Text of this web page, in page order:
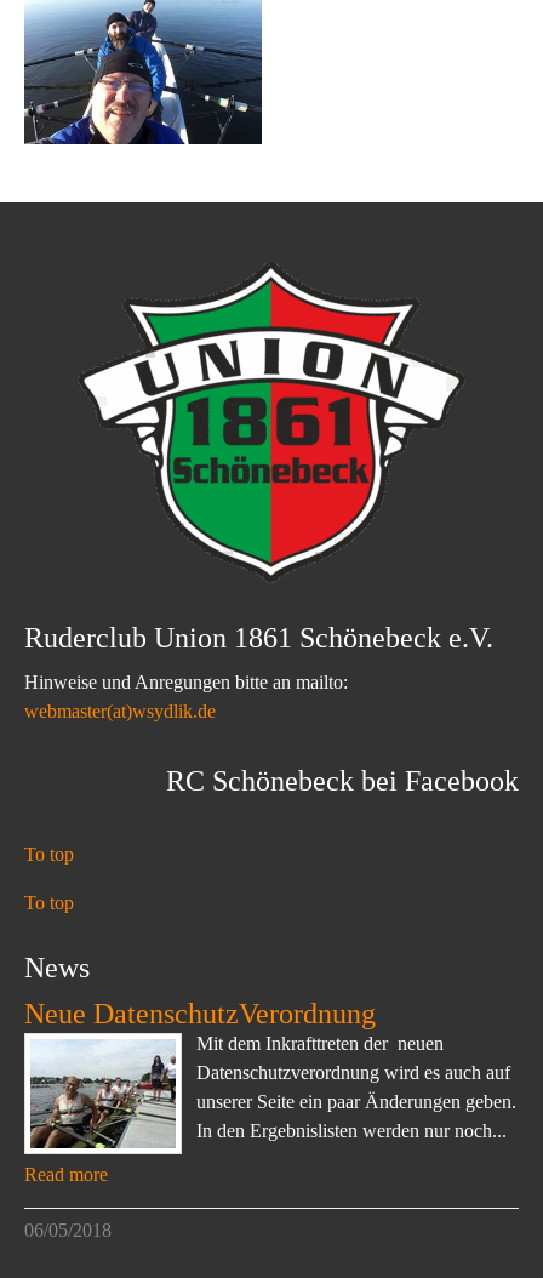
Ruderclub Union 1861 Schönebeck e.V.
Hinweise und Anregungen bitte an mailto:
webmaster(at)wsydlik.de
RC Schönebeck bei Facebook
To top
To top
News
Neue DatenschutzVerordnung
Mit dem Inkrafttreten der neuen
Datenschutzverordnung wird es auch auf
unserer Seite ein paar Änderungen geben.
In den Ergebnislisten werden nur noch...
Read more
06/05/2018